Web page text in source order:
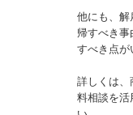
他にも、解
帰すべき
すべき点が
詳しくは、
料相談を活